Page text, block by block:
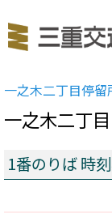
一之木二丁目停留
一之木二丁目
1番のりば 時